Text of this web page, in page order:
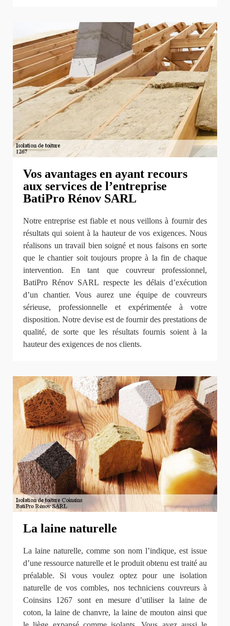
Vos avantages en ayant recours
aux services de l’entreprise
BatiPro Rénov SARL
Notre entreprise est fiable et nous veillons à fournir des
résultats qui soient à la hauteur de vos exigences. Nous
réalisons un travail bien soigné et nous faisons en sorte
que le chantier soit toujours propre à la fin de chaque
intervention. En tant que couvreur professionnel,
BatiPro Rénov SARL respecte les délais d’exécution
d’un chantier. Vous aurez une équipe de couvreurs
sérieuse, professionnelle et expérimentée à votre
disposition. Notre devise est de fournir des prestations de
qualité, de sorte que les résultats fournis soient à la
hauteur des exigences de nos clients.
La laine naturelle
La laine naturelle, comme son nom l’indique, est issue
d’une ressource naturelle et le produit obtenu est traité au
préalable. Si vous voulez optez pour une isolation
naturelle de vos combles, nos techniciens couvreurs à
Coinsins 1267 sont en mesure d’utiliser la laine de
coton, la laine de chanvre, la laine de mouton ainsi que